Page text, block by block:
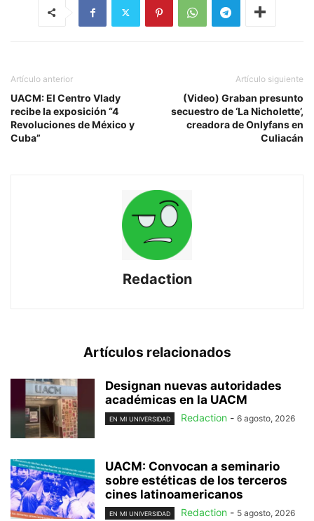
Artículo anterior
UACM: El Centro Vlady
recibe la exposición “4
Revoluciones de México y
Cuba”
Artículo siguiente
(Video) Graban presunto
secuestro de ‘La Nicholette’,
creadora de Onlyfans en
Culiacán
Redaction
Artículos relacionados
Designan nuevas autoridades
académicas en la UACM
EN MI UNIVERSIDAD Redaction - 6 agosto, 2026
UACM: Convocan a seminario
sobre estéticas de los terceros
cines latinoamericanos
EN MI UNIVERSIDAD Redaction - 5 agosto, 2026